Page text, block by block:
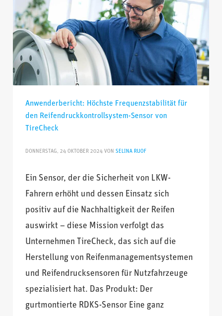
Anwenderbericht: Höchste Frequenzstabilität für
den Reifendruckkontrollsystem-Sensor von
TireCheck
DONNERSTAG, 24 OKTOBER 2024 VONSELINA RUOF
Ein Sensor, der die Sicherheit von LKW-
Fahrern erhöht und dessen Einsatz sich
positiv auf die Nachhaltigkeit der Reifen
auswirkt – diese Mission verfolgt das
Unternehmen TireCheck, das sich auf die
Herstellung von Reifenmanagementsystemen
und Reifendrucksensoren für Nutzfahrzeuge
spezialisiert hat. Das Produkt: Der
gurtmontierte RDKS-Sensor Eine ganz